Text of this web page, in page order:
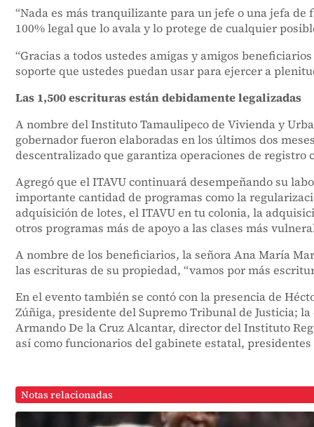
“Nada es más tranquilizante para un jefe o una jefa
100% legal que lo avala y lo protege de cualquier
“Gracias a todos ustedes amigas y amigos
soporte que ustedes puedan usar para ejercer a
Las 1,500 escrituras están debidamente legalizadas
A nombre del Instituto Tamaulipeco de Vivienda y
gobernador fueron elaboradas en los últimos dos
descentralizado que garantiza operaciones de registro
Agregó que el ITAVU continuará desempeñando su
importante cantidad de programas como la
adquisición de lotes, el ITAVU en tu colonia, la
otros programas más de apoyo a las clases más
A nombre de los beneficiarios, la señora Ana María
las escrituras de su propiedad, “vamos por más
En el evento también se contó con la presencia de
Zúñiga, presidente del Supremo Tribunal de Justicia;
Armando De la Cruz Alcantar, director del Instituto
así como funcionarios del gabinete estatal,
Notas relacionadas